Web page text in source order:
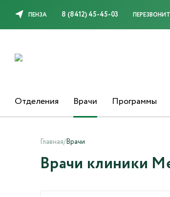
ПЕНЗА 8 (8412) 45-45-03
Отделения Врачи Программы
Главная/Врачи
Врачи клиники